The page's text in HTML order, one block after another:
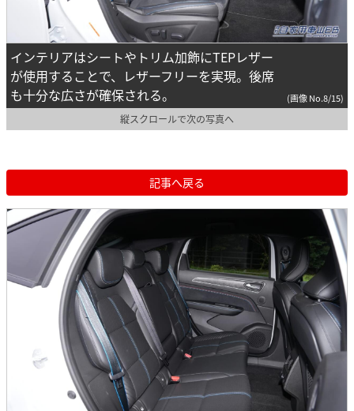
インテリアはシートやトリム加飾にTEPレザー
が使用することで、レザーフリーを実現。後席
も十分な広さが確保される。
(画像 No.8/15)
縦スクロールで次の写真へ
記事へ戻る